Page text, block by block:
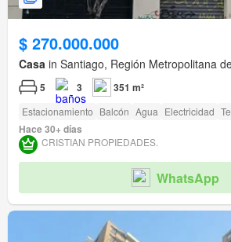
$ 270.000.000
Casa in Santiago, Región Metropolitana
5 3 351 m²
Estacionamiento Balcón Agua Electricidad
Hace 30+ días
CRISTIAN PROPIEDADES.
WhatsApp